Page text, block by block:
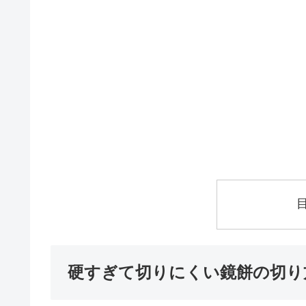
硬すぎて切りにくい鏡餅の切